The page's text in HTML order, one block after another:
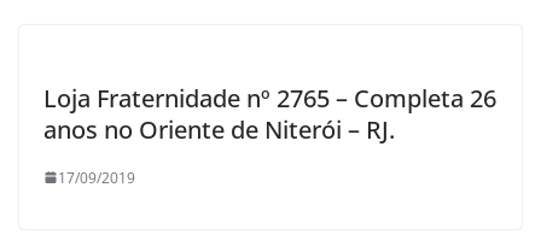
Loja Fraternidade nº 2765 – Completa 26
anos no Oriente de Niterói – RJ.
17/09/2019